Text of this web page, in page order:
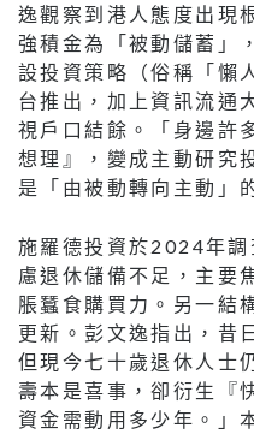
逸觀察到港人態度出現
強積金為「被動儲蓄」
設投資策略（俗稱「懶
台推出，加上資訊流通
視戶口結餘。「身邊許
想理』，變成主動研究
是「由被動轉向主動」
施羅德投資於2024年
慮退休儲備不足，主要
脹蠶食購買力。另一結
更新。彭文逸指出，昔
但現今七十歲退休人士
壽本是喜事，卻衍生『
資金需動用多少年。」